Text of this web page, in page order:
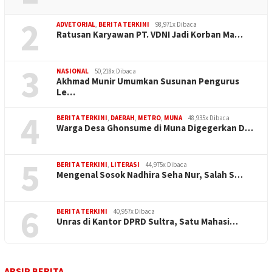
2
ADVETORIAL, BERITA TERKINI 98,971x Dibaca
Ratusan Karyawan PT. VDNI Jadi Korban Ma…
3 NASIONAL 50,218x Dibaca
Akhmad Munir Umumkan Susunan Pengurus
Le…
4 BERITA TERKINI, DAERAH, METRO, MUNA 48,935x Dibaca
Warga Desa Ghonsume di Muna Digegerkan D…
5 BERITA TERKINI, LITERASI 44,975x Dibaca
Mengenal Sosok Nadhira Seha Nur, Salah S…
6 BERITA TERKINI 40,957x Dibaca
Unras di Kantor DPRD Sultra, Satu Mahasi…